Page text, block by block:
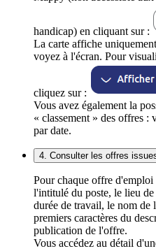
handicap) en cliquant sur :
La carte affiche
voyez à l'écran. Pour
cliquez sur :
Vous avez également la
« classement » des offres :
par date.
4. Consulter les offres
Pour chaque offre d'emploi
l'intitulé du poste, le lieu
durée de travail, le nom de
premiers caractères du
publication de l'offre.
Vous accédez au détail